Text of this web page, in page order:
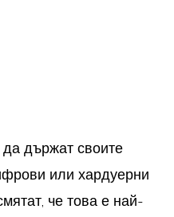
държат своите
или хардуерни
че това е най-